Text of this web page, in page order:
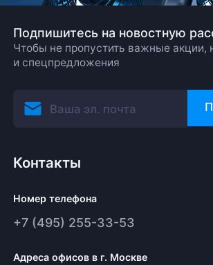
Подпишитесь на новостную
Чтобы не пропустить важные акции,
и спецпредложения
Контакты
Номер телефона
+7 (495) 255-33-53
Адреса офисов в г. Москве